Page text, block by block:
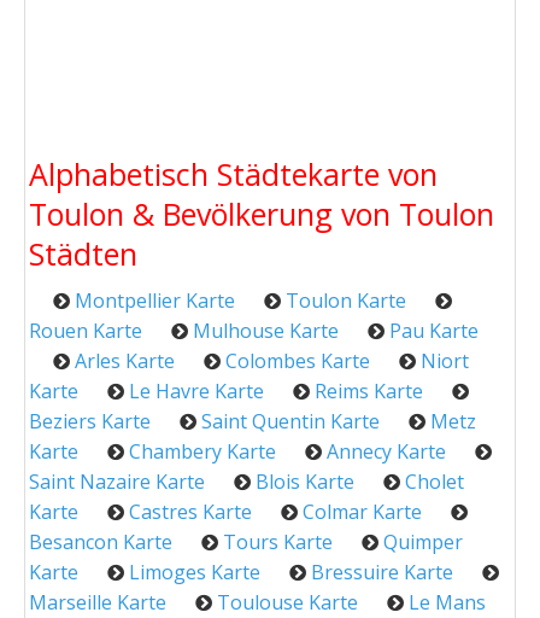
Alphabetisch Städtekarte von
Toulon & Bevölkerung von Toulon
Städten
Montpellier Karte
Toulon Karte
Rouen Karte
Mulhouse Karte
Pau Karte
Arles Karte
Colombes Karte
Niort
Karte
Le Havre Karte
Reims Karte
Beziers Karte
Saint Quentin Karte
Metz
Karte
Chambery Karte
Annecy Karte
Saint Nazaire Karte
Blois Karte
Cholet
Karte
Castres Karte
Colmar Karte
Besancon Karte
Tours Karte
Quimper
Karte
Limoges Karte
Bressuire Karte
Marseille Karte
Toulouse Karte
Le Mans